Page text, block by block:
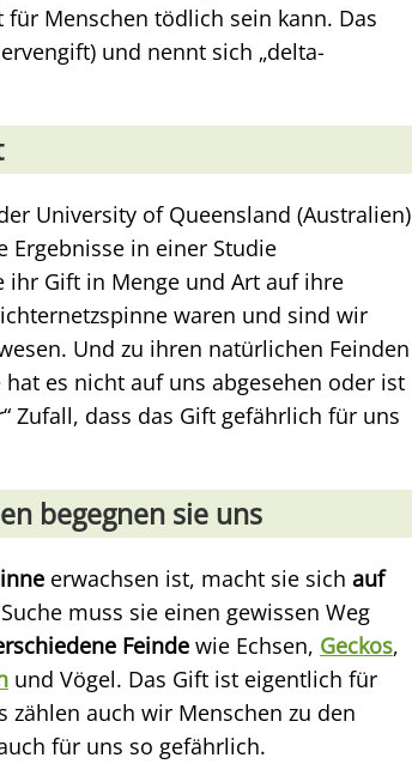
Menschen tödlich sein kann. Das
und nennt sich „delta-
University of Queensland (Australien)
Ergebnisse in einer Studie
Gift in Menge und Art auf ihre
waren und sind wir
Und zu ihren natürlichen Feinden
es nicht auf uns abgesehen oder ist
Zufall, dass das Gift gefährlich für uns
begegnen sie uns
erwachsen ist, macht sie sich auf
muss sie einen gewissen Weg
Feinde wie Echsen, Geckos,
und Vögel. Das Gift ist eigentlich für
zählen auch wir Menschen zu den
für uns so gefährlich.